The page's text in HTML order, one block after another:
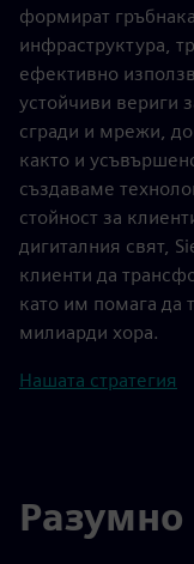
формират
инфраструктура,
ефективно
устойчиви вериги
сгради и мрежи, до
както и
създаваме
стойност за
дигиталния свят,
клиенти да
като им помага да
милиарди хора.
Нашата стратегия
Разумно